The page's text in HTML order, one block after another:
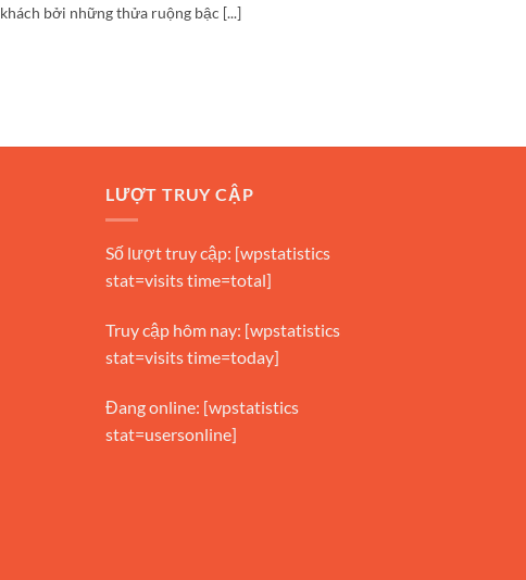
khách bởi những thửa ruộng bậc [...]
LƯỢT TRUY CẬP
Số lượt truy cập: [wpstatistics
stat=visits time=total]
Truy cập hôm nay: [wpstatistics
stat=visits time=today]
Đang online: [wpstatistics
stat=usersonline]